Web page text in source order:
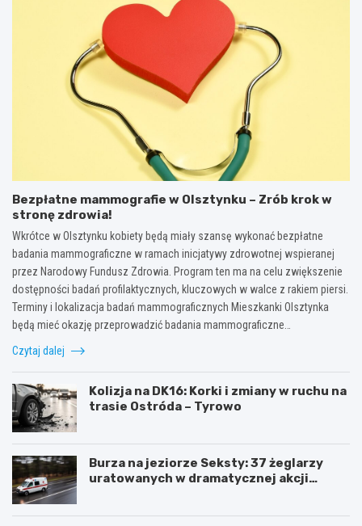
Bezpłatne mammografie w Olsztynku – Zrób krok w
stronę zdrowia!
Wkrótce w Olsztynku kobiety będą miały szansę wykonać bezpłatne
badania mammograficzne w ramach inicjatywy zdrowotnej wspieranej
przez Narodowy Fundusz Zdrowia. Program ten ma na celu zwiększenie
dostępności badań profilaktycznych, kluczowych w walce z rakiem piersi.
Terminy i lokalizacja badań mammograficznych Mieszkanki Olsztynka
będą mieć okazję przeprowadzić badania mammograficzne…
Czytaj dalej
Kolizja na DK16: Korki i zmiany w ruchu na
trasie Ostróda – Tyrowo
Burza na jeziorze Seksty: 37 żeglarzy
uratowanych w dramatycznej akcji